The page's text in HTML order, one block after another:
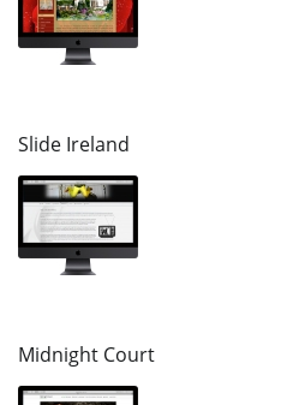
Slide Ireland
Midnight Court